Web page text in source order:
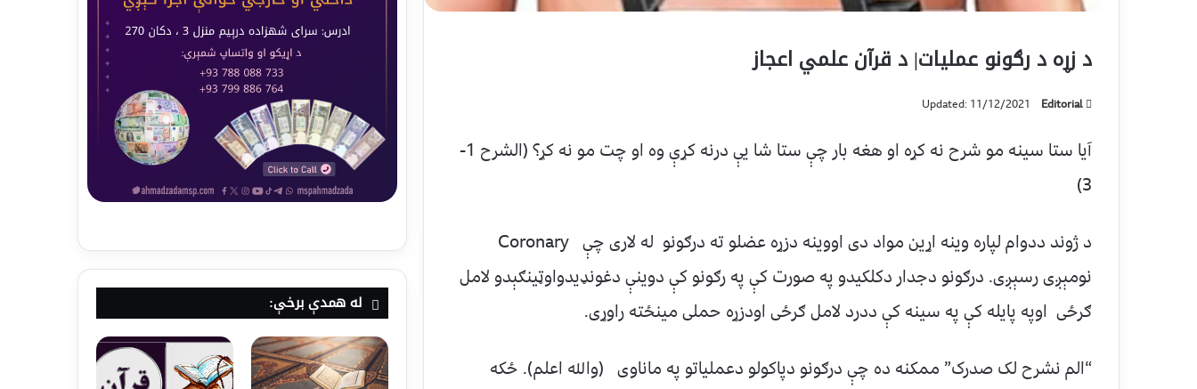
د زړه د رګونو عملیات| د قرآن علمي اعجاز
Editorial
Updated: 11/12/2021
آیا ستا سینه مو شرح نه کړه او هغه بار چې ستا شا یې درنه کړې وه او چت مو نه کړ؟ (الشرح 1-
3)
د ژوند ددوام لپاره وینه اړین مواد دی اووینه دزړه عضلو ته درګونو له لاری چې Coronary
نومېږی رسېږی. درګونو دجدار دکلکیدو په صورت کې په رګونو کې دوینې دغونډیدواوټینګېدو لامل
ګرځی اوپه پایله کې په سینه کې ددرد لامل ګرځی اودزړه حملی مینځته راوړی.
“الم نشرح لک صدرک” ممکنه ده چې درګونو دپاکولو دعملیاتو په ماناوی (والله اعلم). ځکه
له همدې برخې: